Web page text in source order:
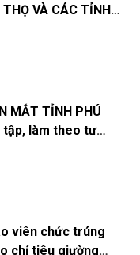
THỌ VÀ CÁC TỈNH
MẮT TỈNH PHÚ
tập, làm theo tư
đức, phong cách
viên chức trúng
chỉ tiêu giường